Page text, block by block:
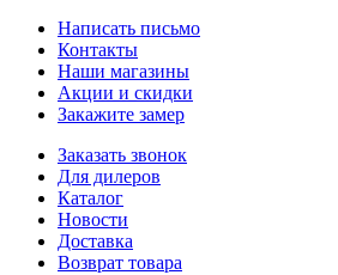
Написать письмо
Контакты
Наши магазины
Акции и скидки
Закажите замер
Заказать звонок
Для дилеров
Каталог
Новости
Доставка
Возврат товара